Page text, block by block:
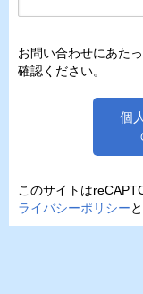
お問い合わせにあた
確認ください。
個
このサイトは
ライバシーポリシーと